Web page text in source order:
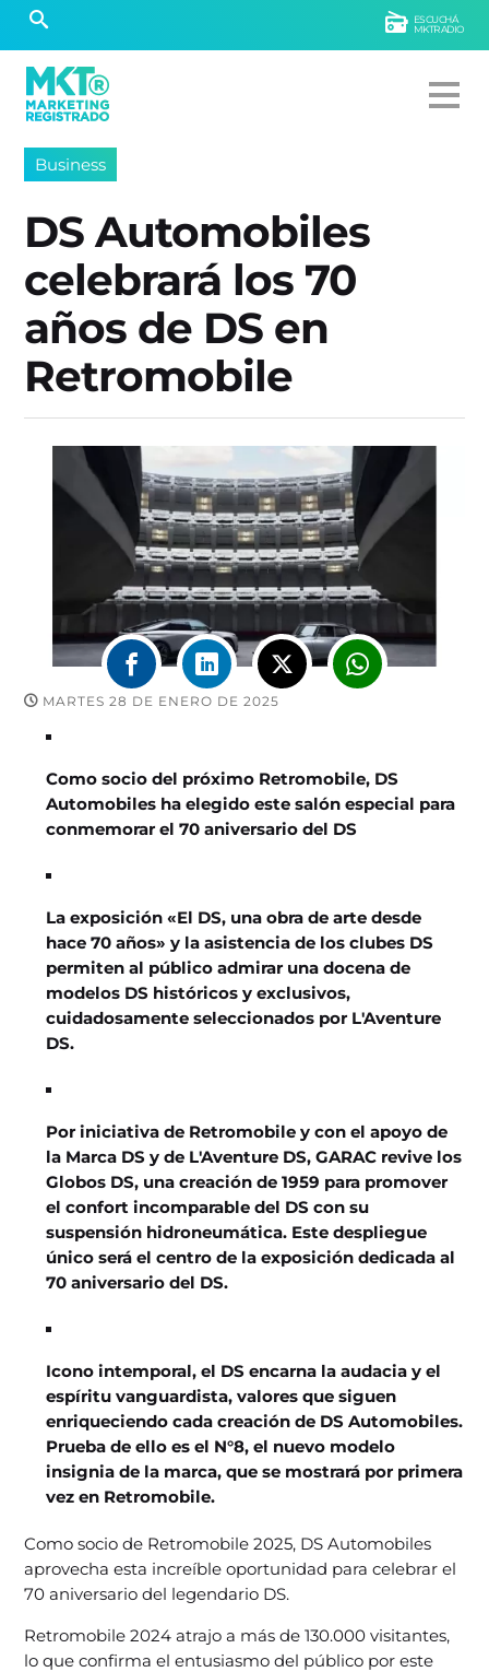
ESCUCHÁ
MKTRADIO
Business
DS Automobiles
celebrará los 70
años de DS en
Retromobile
MARTES 28 DE ENERO DE 2025
Como socio del próximo Retromobile, DS
Automobiles ha elegido este salón especial para
conmemorar el 70 aniversario del DS
La exposición «El DS, una obra de arte desde
hace 70 años» y la asistencia de los clubes DS
permiten al público admirar una docena de
modelos DS históricos y exclusivos,
cuidadosamente seleccionados por L'Aventure
DS.
Por iniciativa de Retromobile y con el apoyo de
la Marca DS y de L'Aventure DS, GARAC revive los
Globos DS, una creación de 1959 para promover
el confort incomparable del DS con su
suspensión hidroneumática. Este despliegue
único será el centro de la exposición dedicada al
70 aniversario del DS.
Icono intemporal, el DS encarna la audacia y el
espíritu vanguardista, valores que siguen
enriqueciendo cada creación de DS Automobiles.
Prueba de ello es el N°8, el nuevo modelo
insignia de la marca, que se mostrará por primera
vez en Retromobile.
Como socio de Retromobile 2025, DS Automobiles
aprovecha esta increíble oportunidad para celebrar el
70 aniversario del legendario DS.
Retromobile 2024 atrajo a más de 130.000 visitantes,
lo que confirma el entusiasmo del público por este